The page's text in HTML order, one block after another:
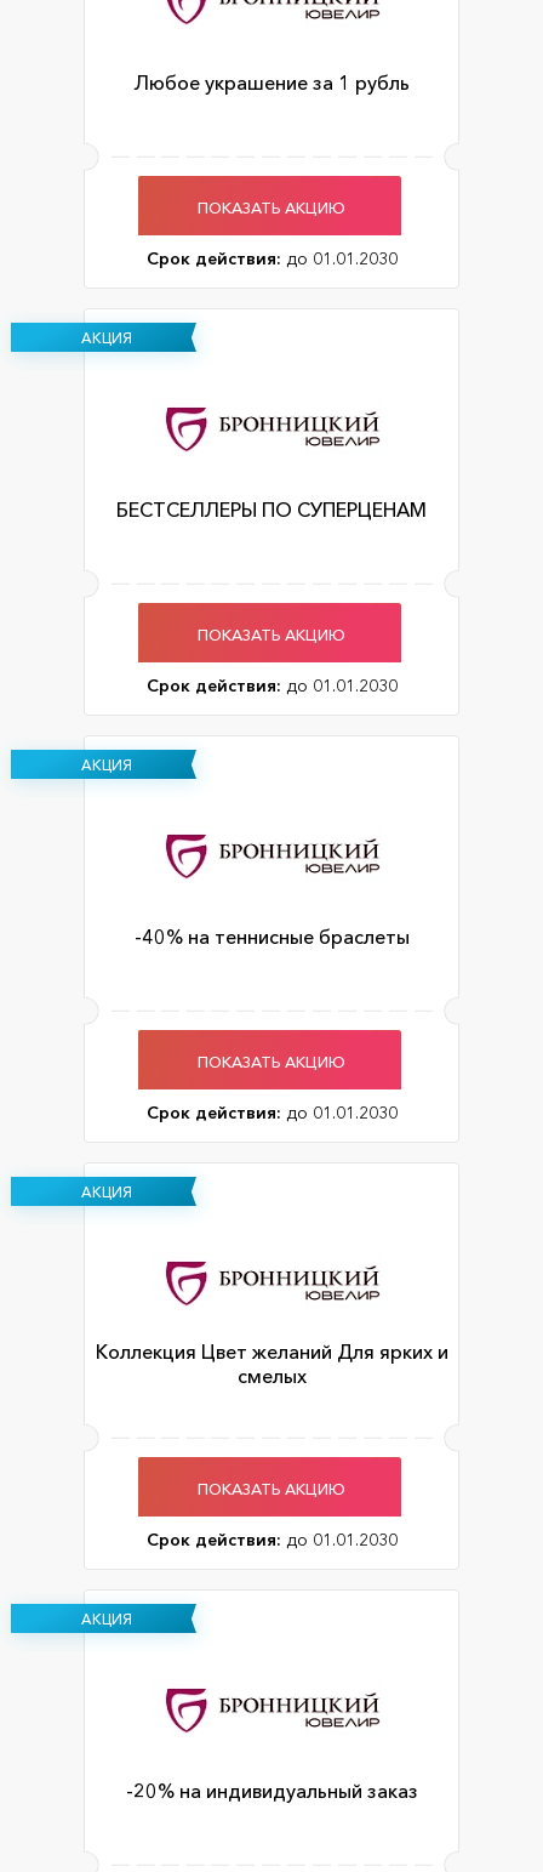
Любое украшение за 1 рубль
ПОКАЗАТЬ АКЦИЮ
Срок действия: до 01.01.2030
АКЦИЯ
БЕСТСЕЛЛЕРЫ ПО СУПЕРЦЕНАМ
ПОКАЗАТЬ АКЦИЮ
Срок действия: до 01.01.2030
АКЦИЯ
-40% на теннисные браслеты
ПОКАЗАТЬ АКЦИЮ
Срок действия: до 01.01.2030
АКЦИЯ
Коллекция Цвет желаний Для ярких и
смелых
ПОКАЗАТЬ АКЦИЮ
Срок действия: до 01.01.2030
АКЦИЯ
-20% на индивидуальный заказ